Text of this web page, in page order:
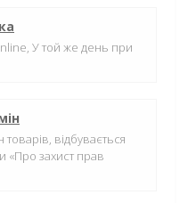
У той же день при
відбувається
«Про захист прав